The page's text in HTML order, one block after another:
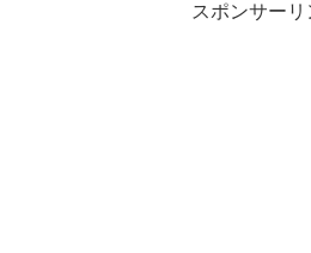
スポンサーリ